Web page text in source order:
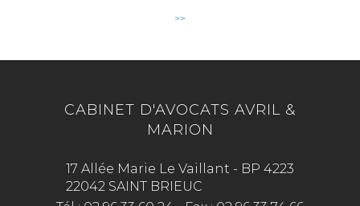
>>
CABINET D'AVOCATS AVRIL &
MARION
17 Allée Marie Le Vaillant - BP 4223
22042 SAINT BRIEUC